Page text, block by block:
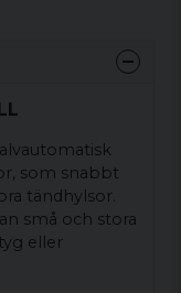
som snabbt
tändhylsor.
små och stora
eller